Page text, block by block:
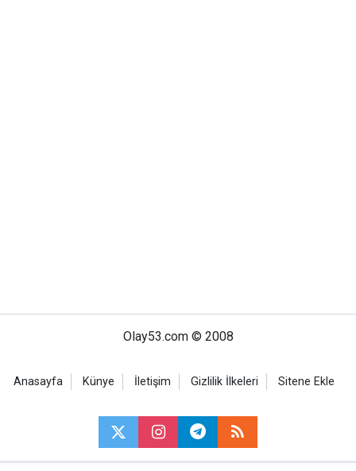
Olay53.com © 2008
Anasayfa Künye İletişim Gizlilik İlkeleri Sitene Ekle